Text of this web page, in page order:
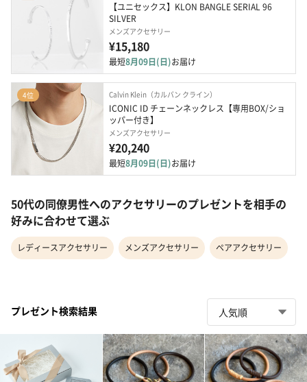
【ユニセックス】KLON BANGLE SERIAL 96
SILVER
メンズアクセサリー
¥15,180
最短8月09日(日)お届け
4位 Calvin Klein（カルバン クライン）
ICONIC ID チェーンネックレス【専用BOX/ショ
ッパー付き】
メンズアクセサリー
¥20,240
最短8月09日(日)お届け
50代の同僚男性へのアクセサリーのプレゼントを相手の
好みに合わせて選ぶ
レディースアクセサリー メンズアクセサリー ペアアクセサリー
プレゼント検索結果